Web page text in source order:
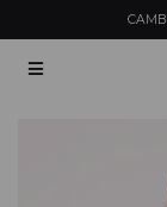
